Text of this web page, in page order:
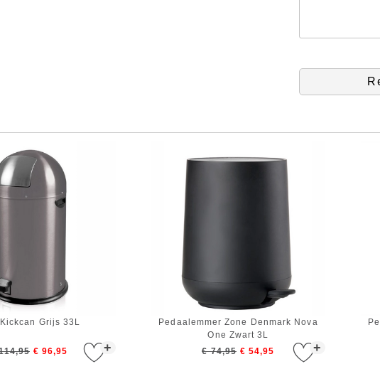
+
Kickcan Grijs 33L
€ 96,95 +
Pedaalemmer Zone Denmark Nova
One Zwart 3L
€ 74,95 € 54,95